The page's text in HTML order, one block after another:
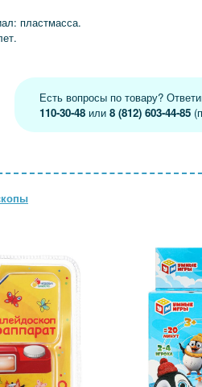
пластмасса.
Есть вопросы по товару?
110-30-48 или8 (812) 603-44-85